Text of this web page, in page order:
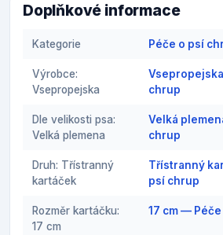
Doplňkové informace
Kategorie Péče o psí
Výrobce:
Vsepropejska
chrup
Dle velikosti psa:
Velká plemena
Velká
chrup
Druh: Třístranný
kartáček
Třístranný
psí chrup
Rozměr kartáčku:
17 cm
17 cm —